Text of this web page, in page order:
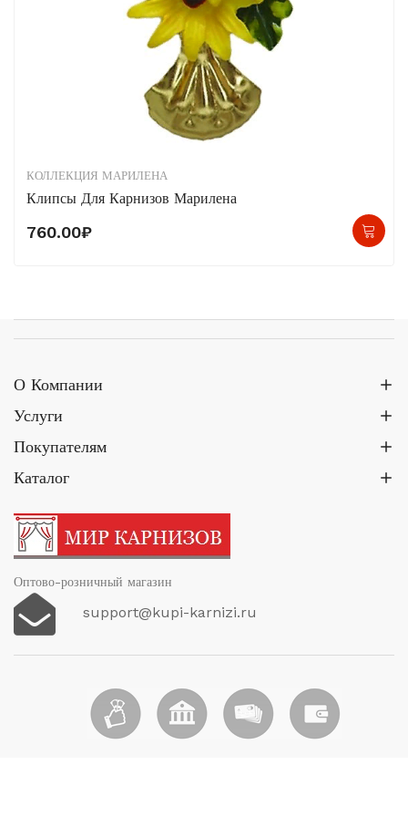
КОЛЛЕКЦИЯ МАРИЛЕНА
Клипсы Для Карнизов Марилена
760.00₽
О Компании
Услуги
Покупателям
Каталог
Оптово-розничный магазин
support@kupi-karnizi.ru